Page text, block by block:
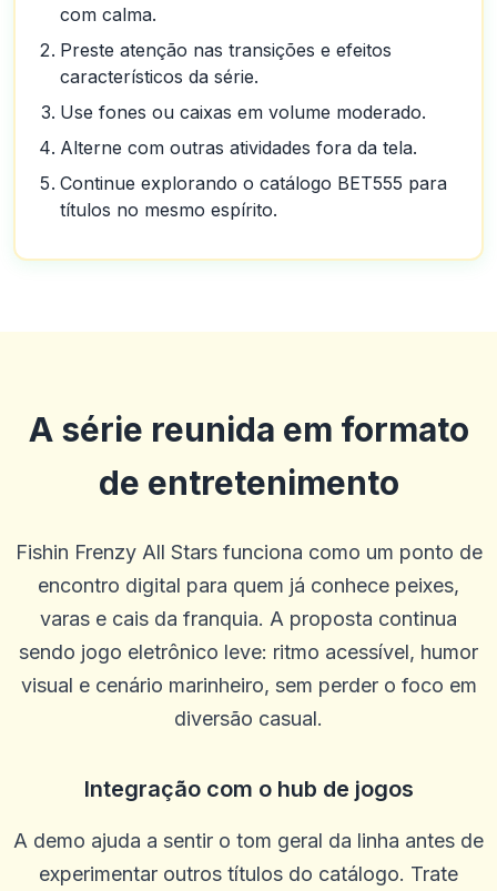
com calma.
Preste atenção nas transições e efeitos
característicos da série.
Use fones ou caixas em volume moderado.
Alterne com outras atividades fora da tela.
Continue explorando o catálogo BET555 para
títulos no mesmo espírito.
A série reunida em formato
de entretenimento
Fishin Frenzy All Stars funciona como um ponto de
encontro digital para quem já conhece peixes,
varas e cais da franquia. A proposta continua
sendo jogo eletrônico leve: ritmo acessível, humor
visual e cenário marinheiro, sem perder o foco em
diversão casual.
Integração com o hub de jogos
A demo ajuda a sentir o tom geral da linha antes de
experimentar outros títulos do catálogo. Trate
Denzel Smith
pouco ruim e eles poderiam oferecer mais linhas e opções de
C
2025-10-15 07:14:12
Meu gerente de conta, Graham, foi ótimo e me trouxe de volta ao
jogo.
2025-10-03 11:10:46
Bom lugar honesto muitos giros grátis eles te pegaram
0 0
Ostha Meo